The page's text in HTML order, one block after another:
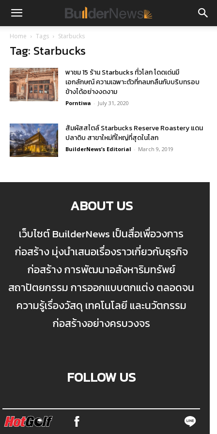
Home Tags Starbucks
Tag: Starbucks
พาชม 15 ร้าน Starbucks ทั่วโลก โดดเด่นมี
เอกลักษณ์ ความเฉพาะตัวที่กลมกลืนกับบริบทรอบ
ข้างได้อย่างงดงาม
Porntiwa - July 31, 2020
สัมผัสสไตล์ Starbucks Reserve Roastery แดน
ปลาดิบ สาขาใหม่ที่ใหญ่ที่สุดในโลก
BuilderNews’s Editorial - March 9, 2019
ABOUT US
เว็บไซต์ BuilderNews เป็นสื่อเพื่อวงการ
ก่อสร้าง มุ่งนำเสนอเรื่องราวเกี่ยวกับธุรกิจ
ก่อสร้าง การพัฒนาอสังหาริมทรัพย์
สถาปัตยกรรม การออกแบบตกแต่ง ตลอดจน
ความรู้เรื่องวัสดุ เทคโนโลยี และนวัตกรรม
ก่อสร้างอย่างครบวงจร
FOLLOW US